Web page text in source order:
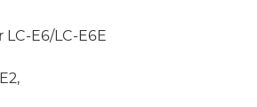
E6/LC-E6E